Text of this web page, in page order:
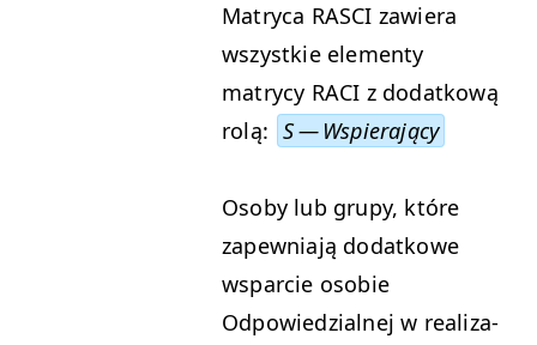
Matryca RAS­CI zaw­iera
wszys­tkie ele­men­ty
matrycy RACI z dodatkową
rolą: S — Wspierający
Oso­by lub grupy, które
zapew­ni­a­ją dodatkowe
wspar­cie oso­bie
Odpowiedzial­nej w real­iza­